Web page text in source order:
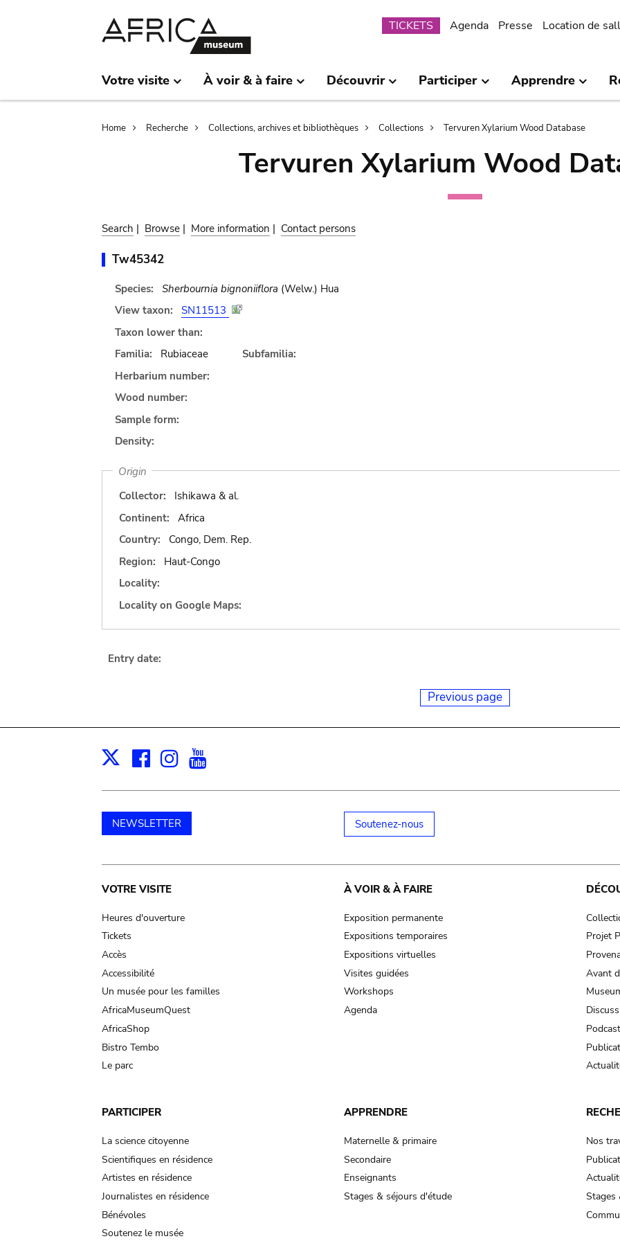
Submenu
TICKETS Agenda Presse Location de
Votre visite À voir & à faire Découvrir Participer Apprendre
Breadcrumb
Home Recherche Collections, archives et bibliothèques Collections Tervuren Xylarium Wood Database
Tervuren Xylarium Wood
Search | Browse | More information | Contact persons
Tw45342
Species: Sherbournia bignoniiflora (Welw.) Hua
View taxon:
SN11513
Taxon lower than:
Familia:
Rubiaceae
Subfamilia:
Herbarium number:
Wood number:
Sample form:
Density:
Origin
Collector:
Ishikawa & al.
Continent:
Africa
Country:
Congo, Dem. Rep.
Region:
Haut-Congo
Locality:
Locality on Google Maps:
Entry date:
Previous page
X Facebook
Instagram
NEWSLETTER Soutenez-nous
Main
navigation
VOTRE VISITE
Heures d'ouverture
Tickets
Accès
Accessibilité
Un musée pour les familles
AfricaMuseumQuest
AfricaShop
Bistro Tembo
Le parc
À VOIR & À FAIRE
Exposition permanente
Expositions temporaires
Expositions virtuelles
Visites guidées
Workshops
Agenda
Projet
Avant
PARTICIPER
La science citoyenne
Scientifiques en résidence
Artistes en résidence
Journalistes en résidence
Bénévoles
Soutenez le musée
APPRENDRE
Maternelle & primaire
Secondaire
Enseignants
Stages & séjours d'étude
Nos
Stages